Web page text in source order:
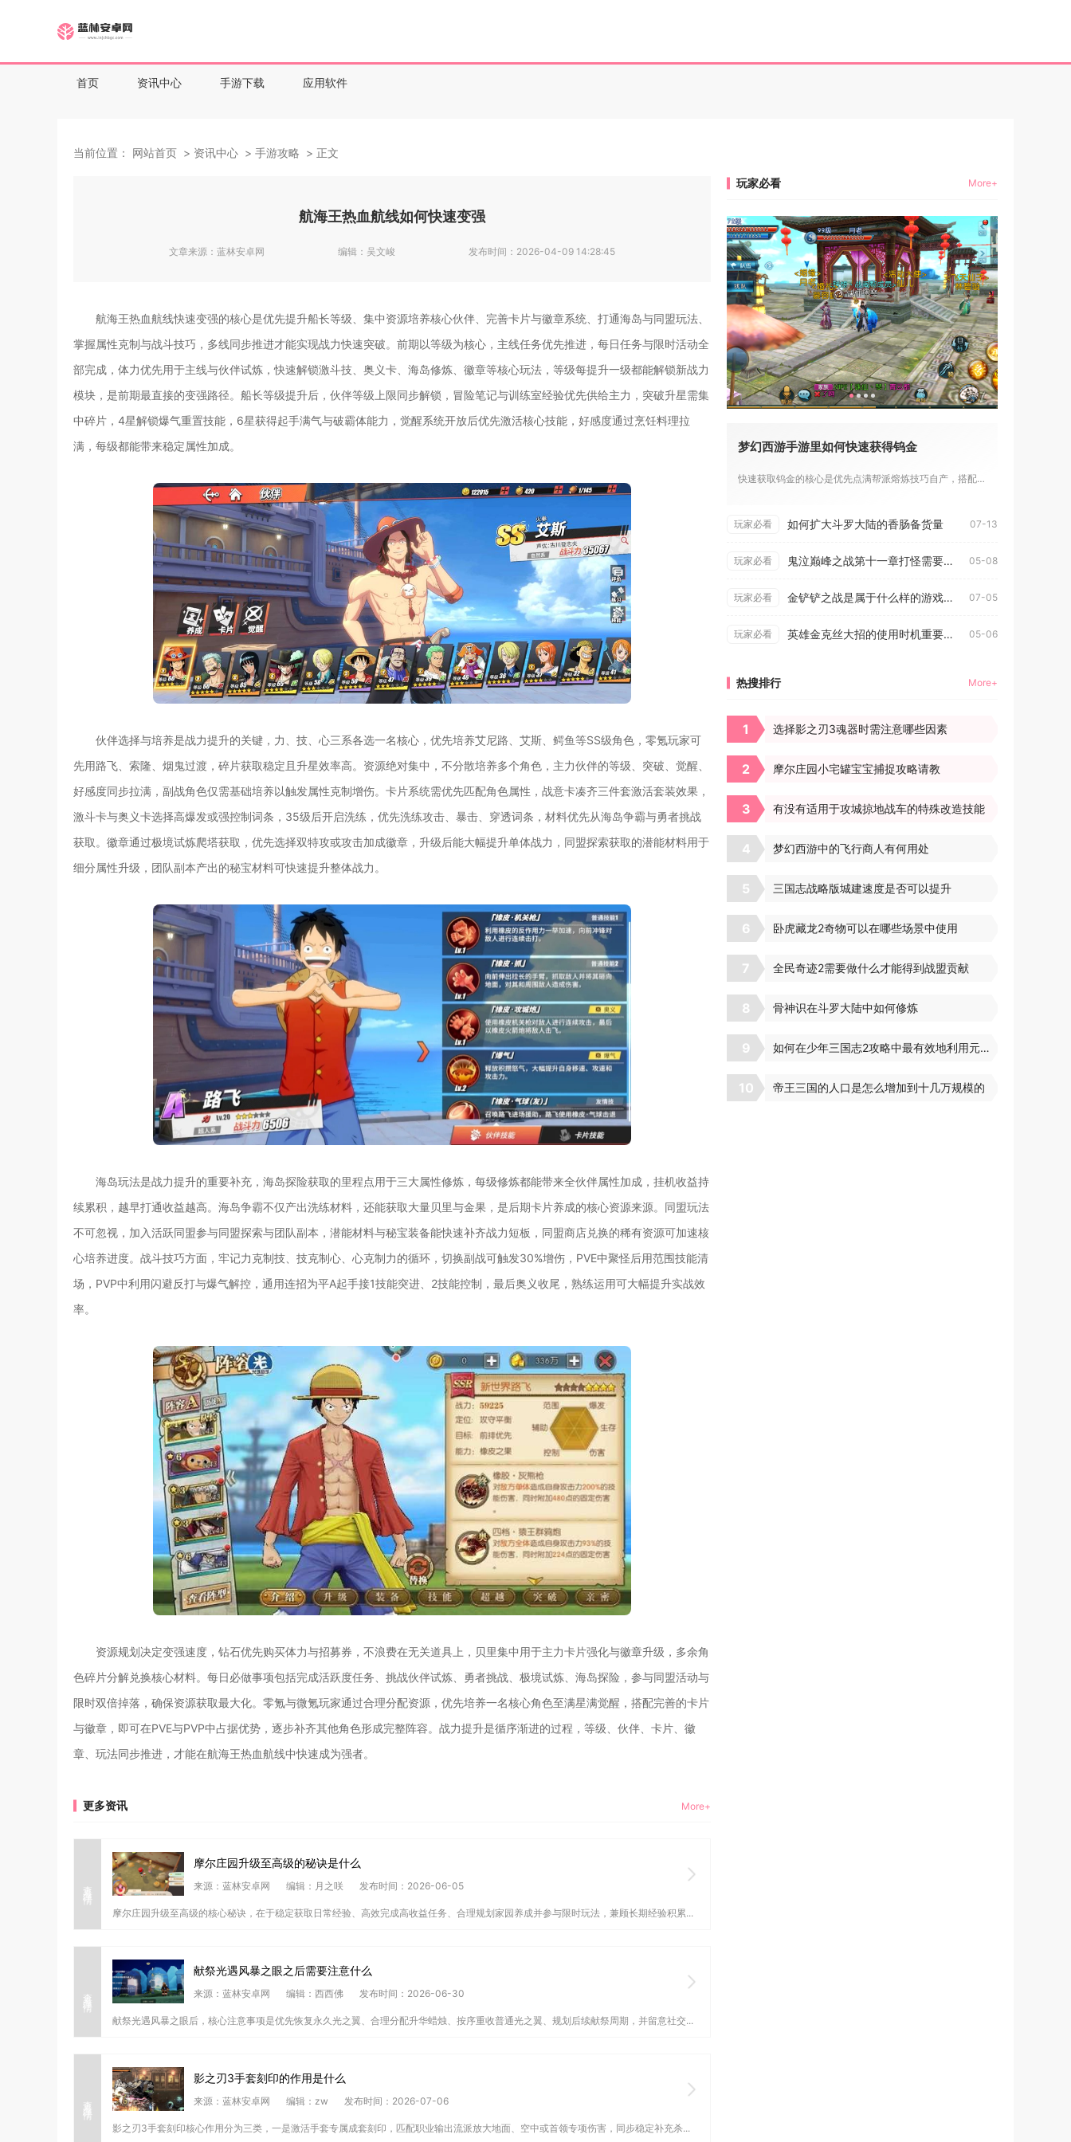
首页 资讯中心 手游下载 应用软件
当前位置： 网站首页 资讯中心 手游攻略 正文
航海王热血航线如何快速变强
文章来源： 蓝林安卓网 编辑： 吴文峻 发布时间： 2026-04-09 14:28:45
航海王热血航线快速变强的核心是优先提升船长等级、集中资源培养核心伙伴、完善卡片与徽章系统、打通海岛与同盟玩法、
掌握属性克制与战斗技巧，多线同步推进才能实现战力快速突破。前期以等级为核心，主线任务优先推进，每日任务与限时活动全
部完成，体力优先用于主线与伙伴试炼，快速解锁激斗技、奥义卡、海岛修炼、徽章等核心玩法，等级每提升一级都能解锁新战力
模块，是前期最直接的变强路径。船长等级提升后，伙伴等级上限同步解锁，冒险笔记与训练室经验优先供给主力，突破升星需集
中碎片，4星解锁爆气重置技能，6星获得起手满气与破霸体能力，觉醒系统开放后优先激活核心技能，好感度通过烹饪料理拉
满，每级都能带来稳定属性加成。
伙伴选择与培养是战力提升的关键，力、技、心三系各选一名核心，优先培养艾尼路、艾斯、鳄鱼等SS级角色，零氪玩家可
先用路飞、索隆、烟鬼过渡，碎片获取稳定且升星效率高。资源绝对集中，不分散培养多个角色，主力伙伴的等级、突破、觉醒、
好感度同步拉满，副战角色仅需基础培养以触发属性克制增伤。卡片系统需优先匹配角色属性，战意卡凑齐三件套激活套装效果，
激斗卡与奥义卡选择高爆发或强控制词条，35级后开启洗练，优先洗练攻击、暴击、穿透词条，材料优先从海岛争霸与勇者挑战
获取。徽章通过极境试炼爬塔获取，优先选择双特攻或攻击加成徽章，升级后能大幅提升单体战力，同盟探索获取的潜能材料用于
细分属性升级，团队副本产出的秘宝材料可快速提升整体战力。
海岛玩法是战力提升的重要补充，海岛探险获取的里程点用于三大属性修炼，每级修炼都能带来全伙伴属性加成，挂机收益持
续累积，越早打通收益越高。海岛争霸不仅产出洗练材料，还能获取大量贝里与金果，是后期卡片养成的核心资源来源。同盟玩法
不可忽视，加入活跃同盟参与同盟探索与团队副本，潜能材料与秘宝装备能快速补齐战力短板，同盟商店兑换的稀有资源可加速核
心培养进度。战斗技巧方面，牢记力克制技、技克制心、心克制力的循环，切换副战可触发30%增伤，PVE中聚怪后用范围技能清
场，PVP中利用闪避反打与爆气解控，通用连招为平A起手接1技能突进、2技能控制，最后奥义收尾，熟练运用可大幅提升实战效
率。
资源规划决定变强速度，钻石优先购买体力与招募券，不浪费在无关道具上，贝里集中用于主力卡片强化与徽章升级，多余角
色碎片分解兑换核心材料。每日必做事项包括完成活跃度任务、挑战伙伴试炼、勇者挑战、极境试炼、海岛探险，参与同盟活动与
限时双倍掉落，确保资源获取最大化。零氪与微氪玩家通过合理分配资源，优先培养一名核心角色至满星满觉醒，搭配完善的卡片
与徽章，即可在PVE与PVP中占据优势，逐步补齐其他角色形成完整阵容。战力提升是循序渐进的过程，等级、伙伴、卡片、徽
章、玩法同步推进，才能在航海王热血航线中快速成为强者。
更多资讯 More+
查看详情
摩尔庄园升级至高级的秘诀是什么
来源：蓝林安卓网 编辑：月之咲 发布时间：2026-06-05
摩尔庄园升级至高级的核心秘诀，在于稳定获取日常经验、高效完成高收益任务、合理规划家园养成并参与限时玩法，兼顾长期经验积累...
查看详情
献祭光遇风暴之眼之后需要注意什么
来源：蓝林安卓网 编辑：西西佛 发布时间：2026-06-30
献祭光遇风暴之眼后，核心注意事项是优先恢复永久光之翼、合理分配升华蜡烛、按序重收普通光之翼、规划后续献祭周期，并留意社交...
查看详情
影之刃3手套刻印的作用是什么
来源：蓝林安卓网 编辑：zw 发布时间：2026-07-06
影之刃3手套刻印核心作用分为三类，一是激活手套专属成套刻印，匹配职业输出流派放大地面、空中或首领专项伤害，同步稳定补充杀...
玩家必看 More+
梦幻西游手游里如何快速获得钨金
快速获取钨金的核心是优先点满帮派熔炼技巧自产，搭配活跃度、副...
玩家必看 如何扩大斗罗大陆的香肠备货量 07-13
玩家必看 鬼泣巅峰之战第十一章打怪需要注意什么 05-08
玩家必看 金铲铲之战是属于什么样的游戏类型 07-05
玩家必看 英雄金克丝大招的使用时机重要吗 05-06
热搜排行 More+
1 选择影之刃3魂器时需注意哪些因素
2 摩尔庄园小宅罐宝宝捕捉攻略请教
3 有没有适用于攻城掠地战车的特殊改造技能
4 梦幻西游中的飞行商人有何用处
5 三国志战略版城建速度是否可以提升
6 卧虎藏龙2奇物可以在哪些场景中使用
7 全民奇迹2需要做什么才能得到战盟贡献
8 骨神识在斗罗大陆中如何修炼
9 如何在少年三国志2攻略中最有效地利用元宝
10 帝王三国的人口是怎么增加到十几万规模的